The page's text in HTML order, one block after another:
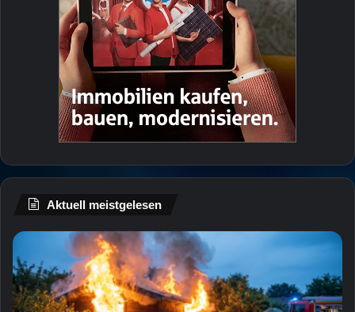
Aktuell meistgelesen